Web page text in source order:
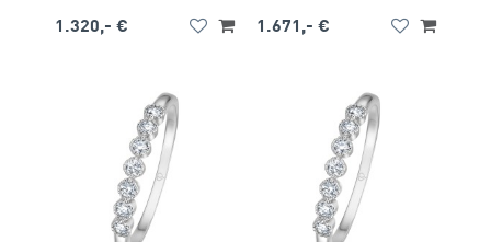
1.320,- € 1.671,- €